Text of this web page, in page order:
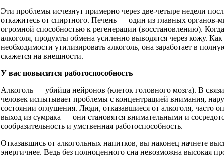
Эти проблемы исчезнут примерно через две-четыре недели
откажитесь от спиртного. Печень — один из главных органов-
огромной способностью к регенерации (восстановлению). Когда
алкоголя, продукты обмена усиленно выводятся через кожу.
необходимости утилизировать алкоголь, она заработает в
скажется на внешности.
У вас повысится работоспособность
Алкоголь — убийца нейронов (клеток головного мозга). В
человек испытывает проблемы с концентрацией внимания,
состоянии оглушения. Люди, отказавшиеся от алкоголя, часто
выход из сумрака — они становятся внимательными и
сообразительность и умственная работоспособность.
Отказавшись от алкогольных напитков, вы наконец начнете
энергичнее. Ведь без полноценного сна невозможна высокая